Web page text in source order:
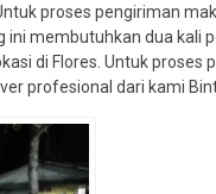
proses pengiriman
membutuhkan dua kali
di Flores. Untuk proses
profesional dari kami